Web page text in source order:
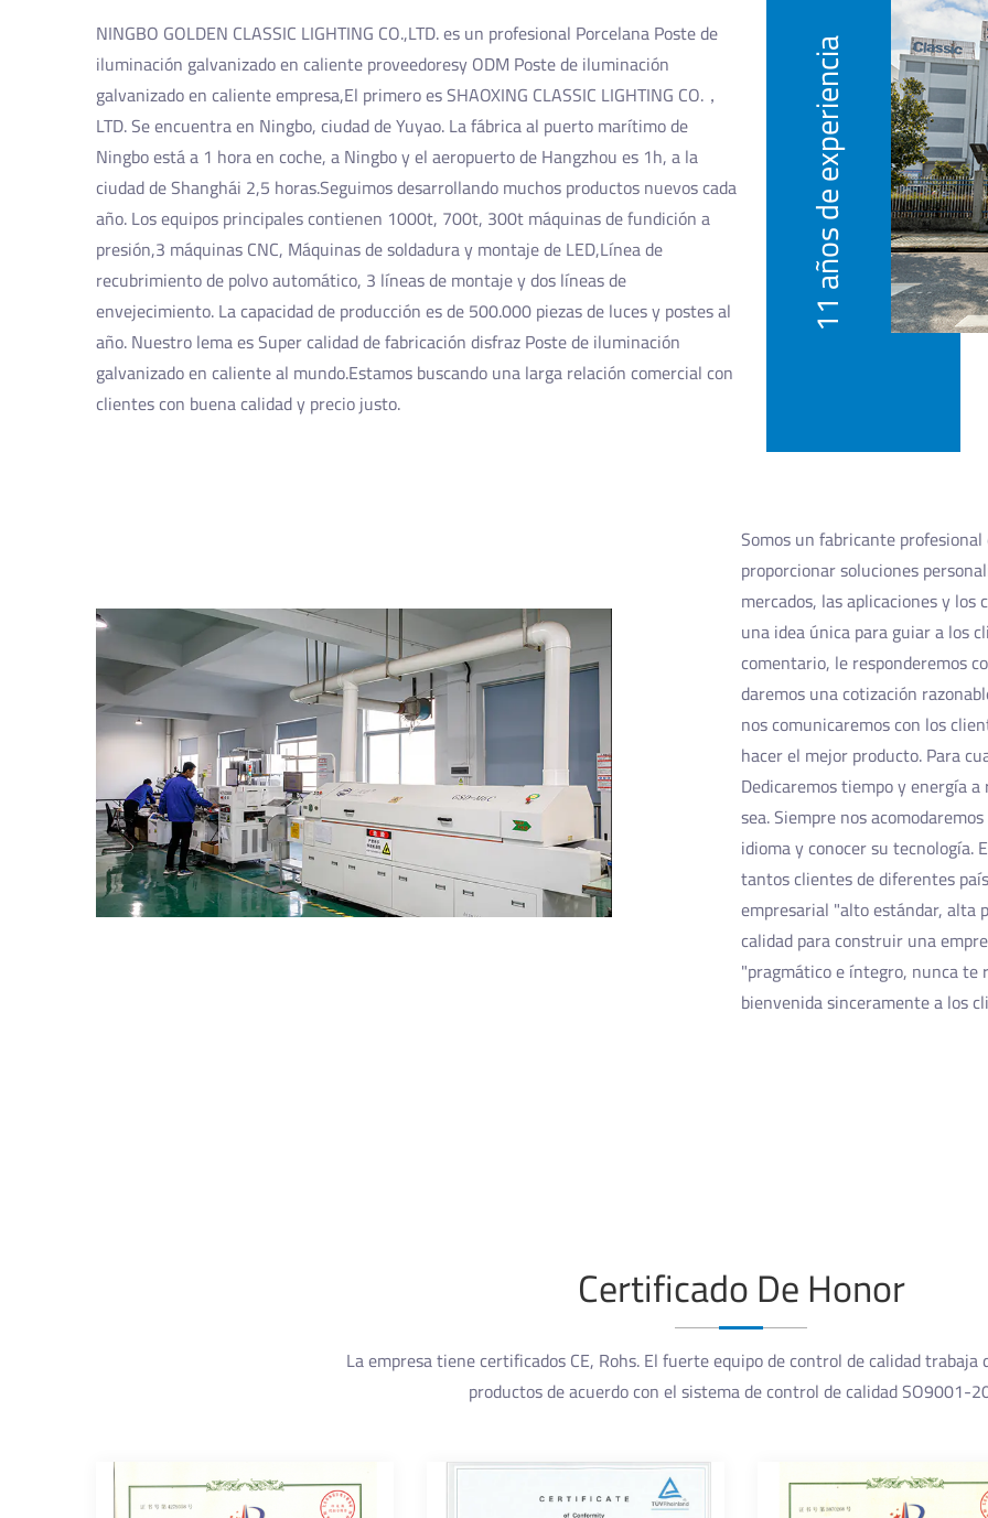
NINGBO GOLDEN CLASSIC LIGHTING CO.,LTD. es un profesional Porcelana Poste de
iluminación galvanizado en caliente proveedoresyODM Poste de iluminación
galvanizado en caliente empresa,El primero es SHAOXING CLASSIC LIGHTING CO.，
LTD. Se encuentra en Ningbo, ciudad de Yuyao. La fábrica al puerto marítimo de
Ningbo está a 1 hora en coche, a Ningbo y el aeropuerto de Hangzhou es 1h, a la
ciudad de Shanghái 2,5 horas.Seguimos desarrollando muchos productos nuevos cada
año. Los equipos principales contienen 1000t, 700t, 300t máquinas de fundición a
presión,3 máquinas CNC, Máquinas de soldadura y montaje de LED,Línea de
recubrimiento de polvo automático, 3 líneas de montaje y dos líneas de
envejecimiento. La capacidad de producción es de 500.000 piezas de luces y postes al
año. Nuestro lema es Super calidad de fabricacióndisfraz Poste de iluminación
galvanizado en calienteal mundo.Estamos buscando una larga relación comercial con
clientes con buena calidad y precio justo.
11 años de experiencia
Somos un fabricante
proporcionar soluciones
mercados, las aplicaciones y
una idea única para guiar a los
comentario, le responderemos
daremos una cotización
nos comunicaremos con los
hacer el mejor producto. Para
Dedicaremos tiempo y energía
sea. Siempre nos
idioma y conocer su tecnología.
tantos clientes de diferentes
empresarial "alto estándar, alta
calidad para construir una
"pragmático e íntegro, nunca te
bienvenida sinceramente a los
Certificado De Honor
La empresa tiene certificados CE, Rohs. El fuerte equipo de control de calidad trabaja
productos de acuerdo con el sistema de control de calidad SO9001-